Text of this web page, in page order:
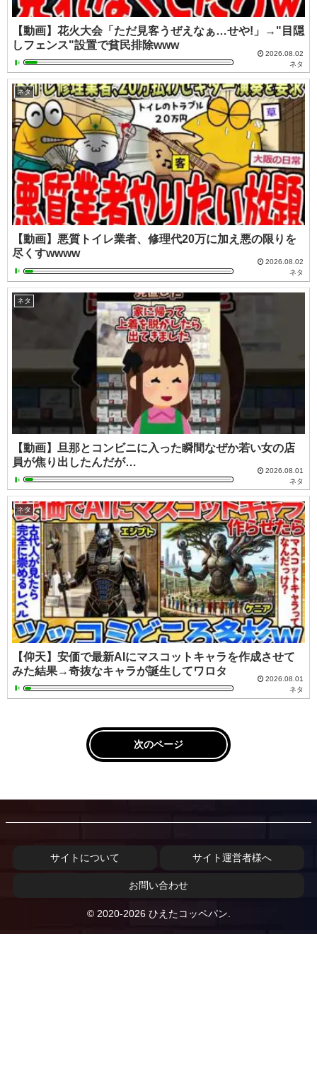
【動画】花火大会「ただ見客うぜえなぁ…せや!」→"目隠
しフェンス"設置で貧民排除www
2026.08.02
ネタ
ネタ
【動画】悪質トイレ業者、修理代20万に加え悪の限りを
尽くすwwww
2026.08.02
ネタ
ネタ
【動画】旦那とコンビニに入った瞬間なぜか若い女の店
員が焦り出したんだが…
2026.08.01
ネタ
ネタ
【仰天】安価で最新AIにマスコットキャラを作成させて
みた結果→奇抜なキャラが誕生してワロタ
2026.08.01
ネタ
次のページ
サイトについて サイト運営者様へ
お問い合わせ
© 2020-2026 ひえたコッペパン.